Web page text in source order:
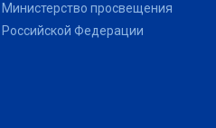
Министерство просвещения
Российской Федерации